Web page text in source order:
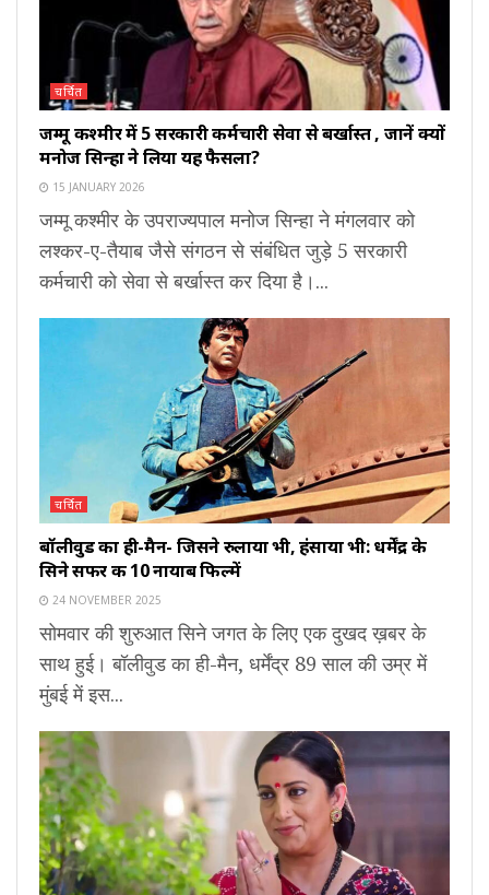
चर्चित
जम्मू कश्मीर में 5 सरकारी कर्मचारी सेवा से बर्खास्त , जानें क्यों
मनोज सिन्हा ने लिया यह फैसला?
15 JANUARY 2026
जम्मू कश्मीर के उपराज्यपाल मनोज सिन्हा ने मंगलवार को
लश्कर-ए-तैयाब जैसे संगठन से संबंधित जुड़े 5 सरकारी
कर्मचारी को सेवा से बर्खास्त कर दिया है।...
चर्चित
बॉलीवुड का ही-मैन- जिसने रुलाया भी, हंसाया भी: धर्मेंद्र के
सिने सफर की 10 नायाब फिल्में
24 NOVEMBER 2025
सोमवार की शुरुआत सिने जगत के लिए एक दुखद ख़बर के
साथ हुई। बॉलीवुड का ही-मैन, धर्मेंद्र 89 साल की उम्र में
मुंबई में इस...